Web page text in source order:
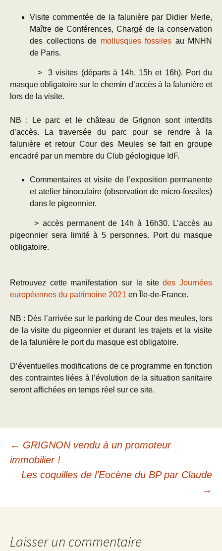
Visite commentée de la falunière par Didier Merle,
Maître de Conférences, Chargé de la conservation
des collections de mollusques fossiles au MNHN
de Paris.
> 3 visites (départs à 14h, 15h et 16h). Port du
masque obligatoire sur le chemin d’accès à la falunière et
lors de la visite.
NB : Le parc et le château de Grignon sont interdits
d’accès. La traversée du parc pour se rendre à la
falunière et retour Cour des Meules se fait en groupe
encadré par un membre du Club géologique IdF.
Commentaires et visite de l’exposition permanente
et atelier binoculaire (observation de micro-fossiles)
dans le pigeonnier.
> accès permanent de 14h à 16h30. L’accès au
pigeonnier sera limité à 5 personnes. Port du masque
obligatoire.
Retrouvez cette manifestation sur le sitedes Journées
européennes du patrimoine 2021 en Île-de-France.
NB : Dès l’arrivée sur le parking de Cour des meules, lors
de la visite du pigeonnier et durant les trajets et la visite
de la falunière le port du masque est obligatoire.
D’éventuelles modifications de ce programme en fonction
des contraintes liées à l’évolution de la situation sanitaire
seront affichées en temps réel sur ce site.
Navigation
des
articles
← GRIGNON vendu à un promoteur
immobilier !
Les coquilles de l’Eocène du BP par Claude
→
Laisser un commentaire